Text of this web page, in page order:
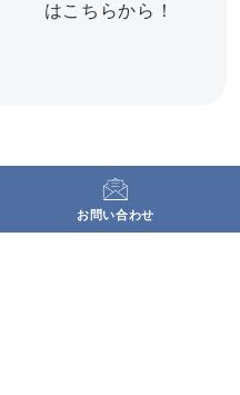
はこちらから！
お問い合わせ